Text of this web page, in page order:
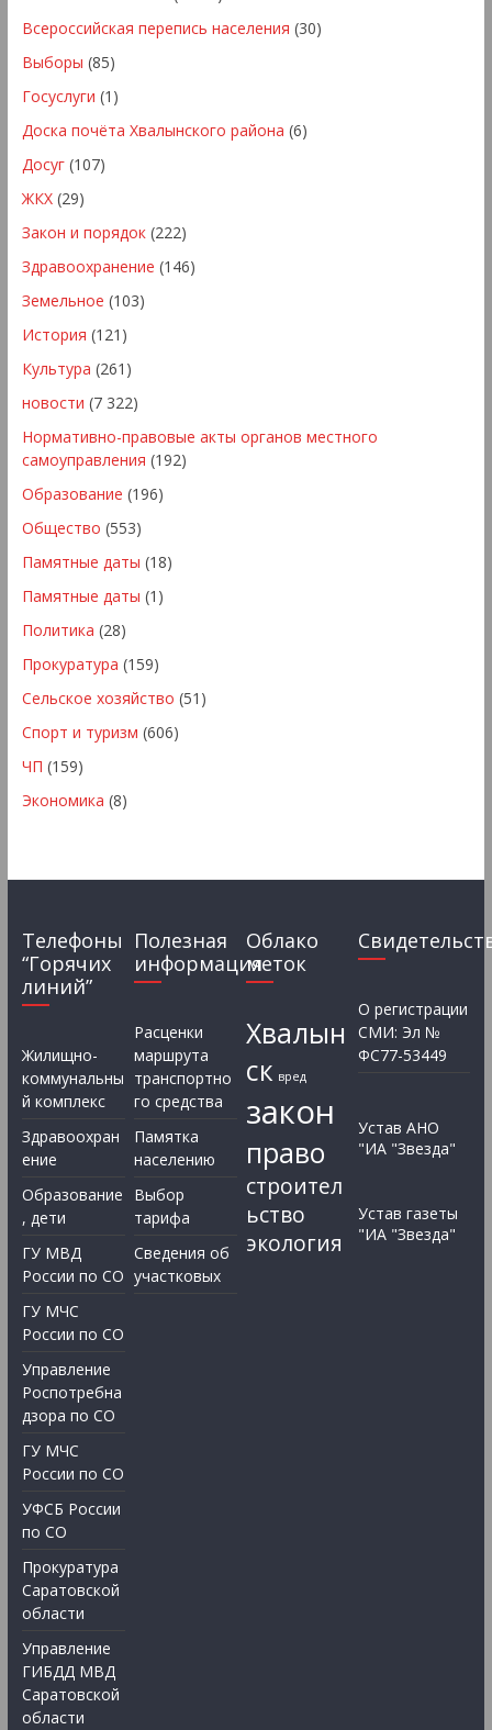
Всероссийская перепись населения (30)
Выборы (85)
Госуслуги (1)
Доска почёта Хвалынского района (6)
Досуг(107)
ЖКХ(29)
Закон и порядок(222)
Здравоохранение (146)
Земельное (103)
История (121)
Культура (261)
новости (7 322)
Нормативно-правовые акты органов местного
самоуправления (192)
Образование (196)
Общество (553)
Памятные даты (18)
Памятные даты (1)
Политика (28)
Прокуратура (159)
Сельское хозяйство (51)
Спорт и туризм (606)
ЧП (159)
Экономика (8)
Телефоны
“Горячих
линий”
Жилищно-
коммунальны
й комплекс
Здравоохран
ение
Образование
, дети
ГУ МВД
России по СО
ГУ МЧС
России по СО
Управление
Роспотребна
дзора по СО
ГУ МЧС
России по СО
УФСБ России
по СО
Прокуратура
Саратовской
области
Управление
ГИБДД МВД
Саратовской
области
Полезная
информация
Расценки
маршрута
транспортно
го средства
Памятка
населению
Выбор
тарифа
Сведения об
участковых
Облако
меток
Хвалын
ск вред
закон
право
строител
ьство
экология
О регистрации
СМИ: Эл №
ФС77-53449
Устав АНО
"ИА "Звезда"
Устав газеты
"ИА "Звезда"